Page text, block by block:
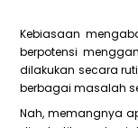
Kebiasaan
berpotensi
dilakukan secara
berbagai masalah
Nah, memangnya